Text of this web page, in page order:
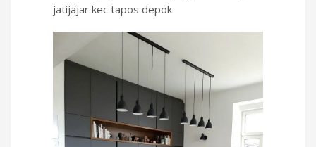
jatijajar kec tapos depok